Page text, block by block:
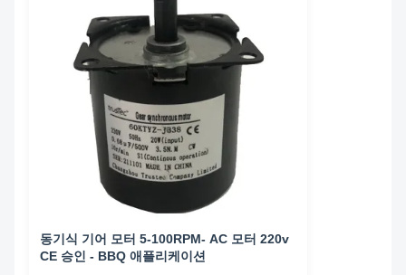
동기식 기어 모터 5-100RPM- AC 모터 220v
CE 승인 - BBQ 애플리케이션